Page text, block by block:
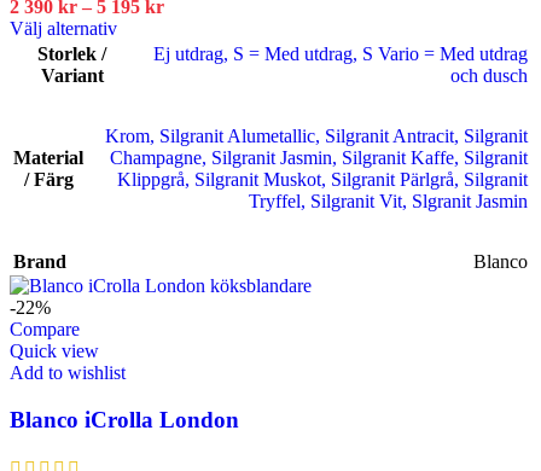
2 390 kr – 5 195 kr
Välj alternativ
Storlek /
Variant
Ej utdrag, S = Med utdrag, S Vario = Med utdrag
och dusch
Material
/ Färg
Krom, Silgranit Alumetallic, Silgranit Antracit, Silgranit
Champagne, Silgranit Jasmin, Silgranit Kaffe, Silgranit
Klippgrå, Silgranit Muskot, Silgranit Pärlgrå, Silgranit
Tryffel, Silgranit Vit, Slgranit Jasmin
Brand Blanco
-22%
Compare
Quick view
Add to wishlist
Blanco iCrolla London